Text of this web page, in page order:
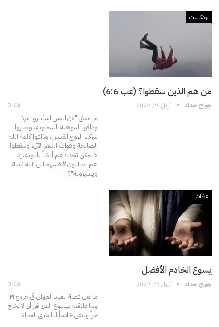
بودكاست
من هم الذين سقطوا؟ (عب 6:6)
جورج حداد أبريل 26, 2022
ما معنى "لأن الذين استُنيروا مرة
وذاقوا الموهبة السماوية، وصاروا
شركاء الروح القدس، وذاقوا كلمة الله
الصالحة وقوات الدهر الآتي، وسقطوا
لا يمكن تجديدهم أيضاً للتوبة، إذ
هم يصلبون لأنفسهم ابن الله ثانية
ويشهّرونه"؟ …
عظات
يسوع الخادم الأفضل
جورج حداد أبريل 21, 2022
ما هي قصة العبد العبراني في خروج ٢۱
وما علاقته بيسوع الذي قرر أن لا يخرج
حراً ويبقى خادماً لنا مدى الحياة.